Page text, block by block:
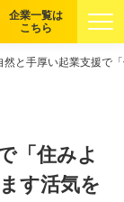
企業一覧は
こちら
然と手厚い起業支援で
「住みよ
す活気を